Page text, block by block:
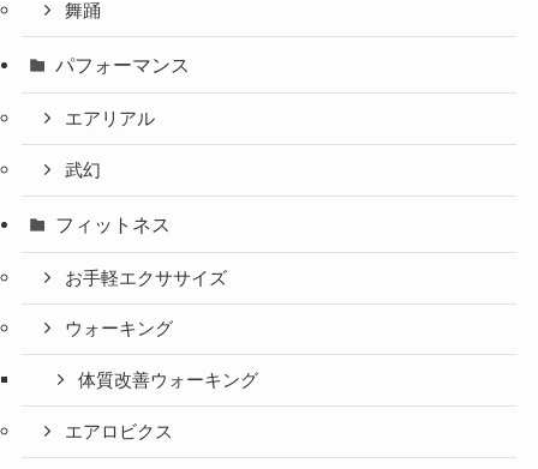
舞踊
パフォーマンス
エアリアル
武幻
フィットネス
お手軽エクササイズ
ウォーキング
体質改善ウォーキング
エアロビクス